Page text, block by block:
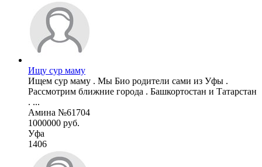
Ищу сур маму
Ищем сур маму . Мы Био родители сами из Уфы .
Рассмотрим ближние города . Башкортостан и Татарстан
. ...
Амина №61704
1000000 руб.
Уфа
1406